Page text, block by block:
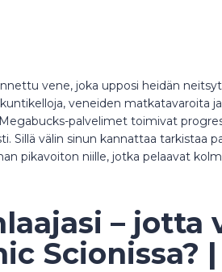
vene, joka upposi heidän
veneiden matkatavaroita
palvelimet toimivat
Sillä välin sinun kannattaa tarkistaa
pikavoiton niille, jotka pelaavat
– jotta
Scionissa?